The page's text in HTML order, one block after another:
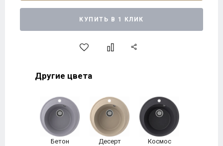
КУПИТЬ В 1 КЛИК
Другие цвета
Бетон Десерт Космос